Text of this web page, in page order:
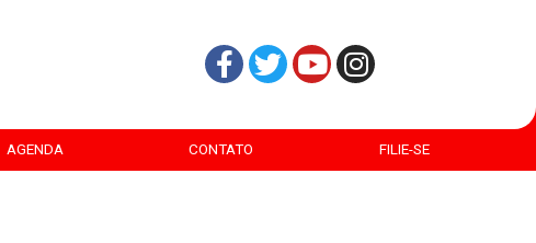
AGENDA CONTATO FILIE-SE